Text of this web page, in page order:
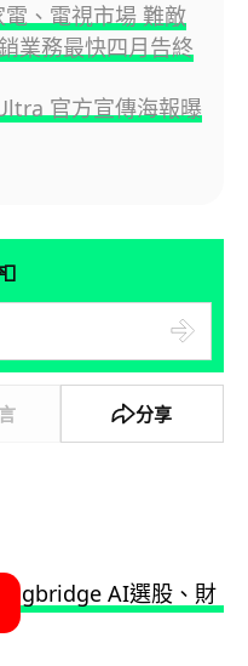
、電視市場 難敵
業務最快四月告終
官方宣傳海報曝
分享